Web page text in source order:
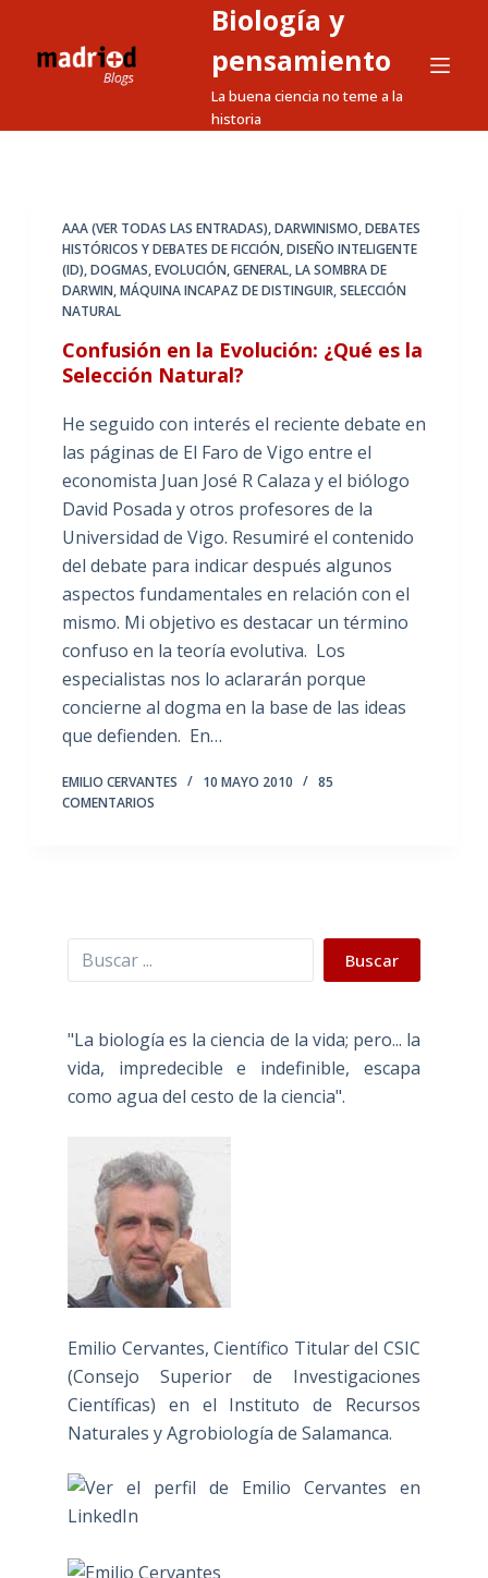
a
Biología y
pensamiento
La buena ciencia no teme a la
historia
AAA (VER TODAS LAS ENTRADAS),DARWINISMO,DEBATES
HISTÓRICOS Y DEBATES DE FICCIÓN,DISEÑO INTELIGENTE
(ID),DOGMAS,EVOLUCIÓN,GENERAL,LA SOMBRA DE
DARWIN,MÁQUINA INCAPAZ DE DISTINGUIR,SELECCIÓN
NATURAL
Confusión en la Evolución: ¿Qué es la
Selección Natural?
He seguido con interés el reciente debate en
las páginas de El Faro de Vigo entre el
economista Juan José R Calaza y el biólogo
David Posada y otros profesores de la
Universidad de Vigo. Resumiré el contenido
del debate para indicar después algunos
aspectos fundamentales en relación con el
mismo. Mi objetivo es destacar un término
confuso en la teoría evolutiva. Los
especialistas nos lo aclararán porque
concierne al dogma en la base de las ideas
que defienden. En…
EMILIO CERVANTES 10 MAYO 2010
85
COMENTARIOS
Buscar Buscar
"La biología es la ciencia de la vida; pero... la
vida, impredecible e indefinible, escapa
como agua del cesto de la ciencia".
Emilio Cervantes, Científico Titular del CSIC
(Consejo Superior de Investigaciones
Científicas) en el Instituto de Recursos
Naturales y Agrobiología de Salamanca.